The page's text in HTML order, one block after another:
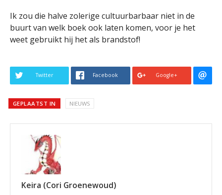
Ik zou die halve zolerige cultuurbarbaar niet in de
buurt van welk boek ook laten komen, voor je het
weet gebruikt hij het als brandstof!
Twitter Facebook Google+
GEPLAATST IN NIEUWS
Keira (Cori Groenewoud)